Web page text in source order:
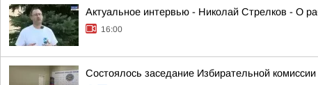
Актуальное интервью - Николай Стрелков - О
16:00
Состоялось заседание Избирательной